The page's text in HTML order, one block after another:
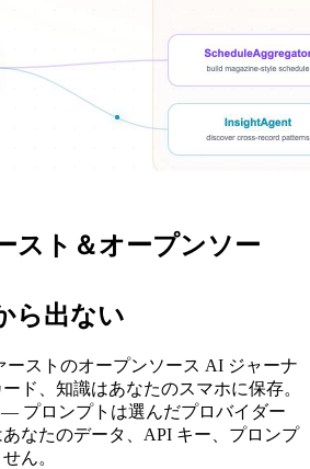
スト＆オープンソー
ら出ない
ーストのオープンソース AI ジャーナ
ド、知識はあなたのスマホに保存。
プロンプトは選んだプロバイダー
なたのデータ、API キー、プロンプ
ん。